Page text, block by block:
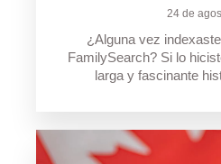
24 de
¿Alguna vez
FamilySearch? Si lo
larga y fascinante